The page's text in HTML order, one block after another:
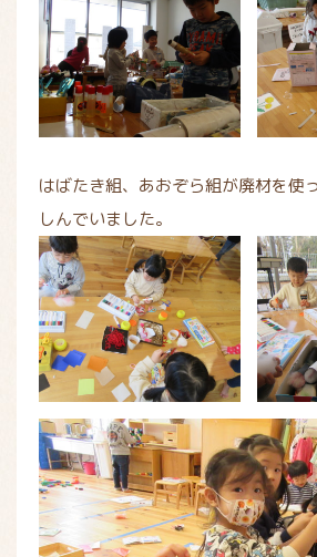
はばたき組、あおぞら組が廃材を使
しんでいました。